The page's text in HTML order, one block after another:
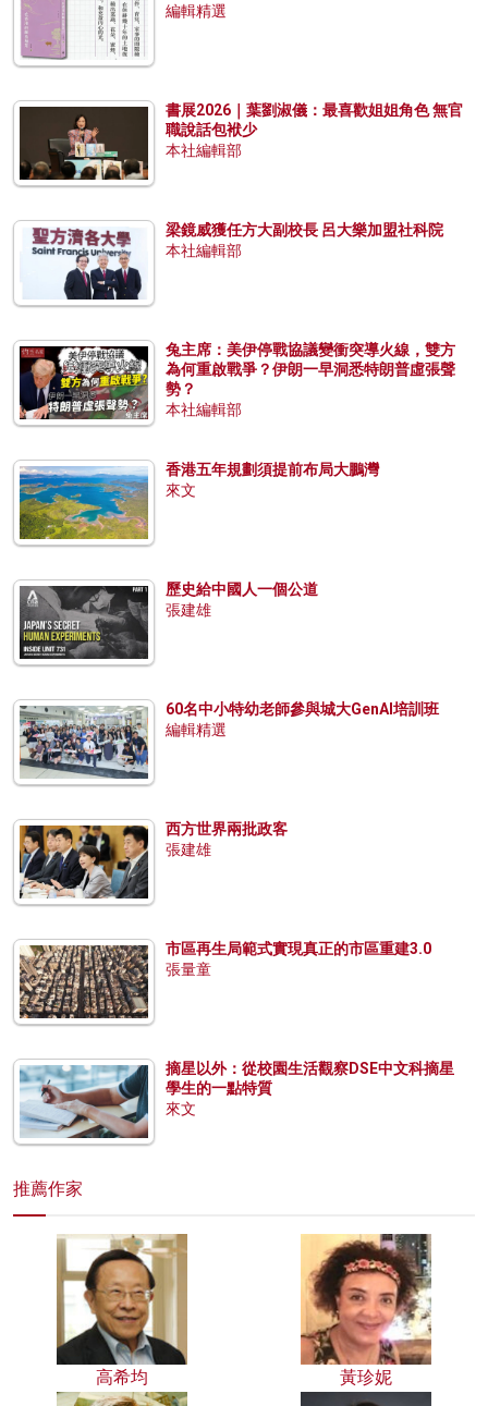
編輯精選
書展2026｜葉劉淑儀：最喜歡姐姐角色 無官
職說話包袱少
本社編輯部
梁鏡威獲任方大副校長 呂大樂加盟社科院
本社編輯部
兔主席：美伊停戰協議變衝突導火線，雙方
為何重啟戰爭？伊朗一早洞悉特朗普虛張聲
勢？
本社編輯部
香港五年規劃須提前布局大鵬灣
來文
歷史給中國人一個公道
張建雄
60名中小特幼老師參與城大GenAI培訓班
編輯精選
西方世界兩批政客
張建雄
市區再生局範式實現真正的市區重建3.0
張量童
摘星以外：從校園生活觀察DSE中文科摘星
學生的一點特質
來文
推薦作家
高希均 黃珍妮